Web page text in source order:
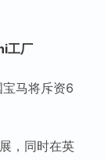
工厂
马将斥资6
，同时在英